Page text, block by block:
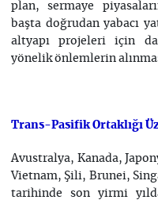
plan, sermaye
başta doğrudan yabacı
altyapı projeleri için
yönelik önlemlerin
Trans-Pasifik Ortaklığı
Avustralya, Kanada,
Vietnam, Şili, Brunei,
tarihinde son yirmi